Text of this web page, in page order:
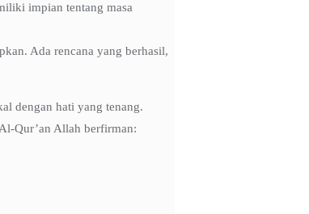
impian tentang masa
Ada rencana yang berhasil,
dengan hati yang tenang.
Qur’an Allah berfirman: